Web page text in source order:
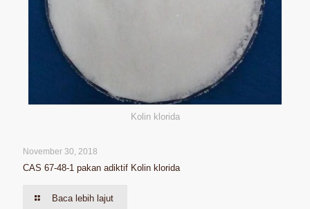
Kolin klorida
November 30, 2018
CAS 67-48-1 pakan adiktif Kolin klorida
Baca lebih lajut